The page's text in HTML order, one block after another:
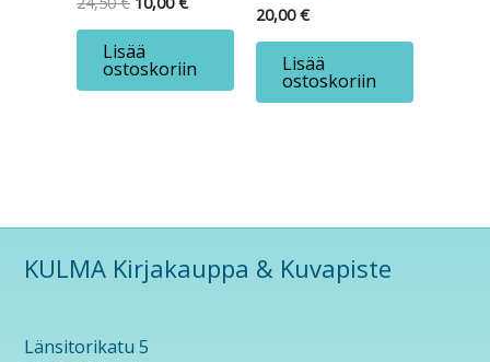
oli:
24,50 €.10,00 €.
Lisää
ostoskoriin
20,00€
Lisää
ostoskoriin
KULMA Kirjakauppa & Kuvapiste
Länsitorikatu 5